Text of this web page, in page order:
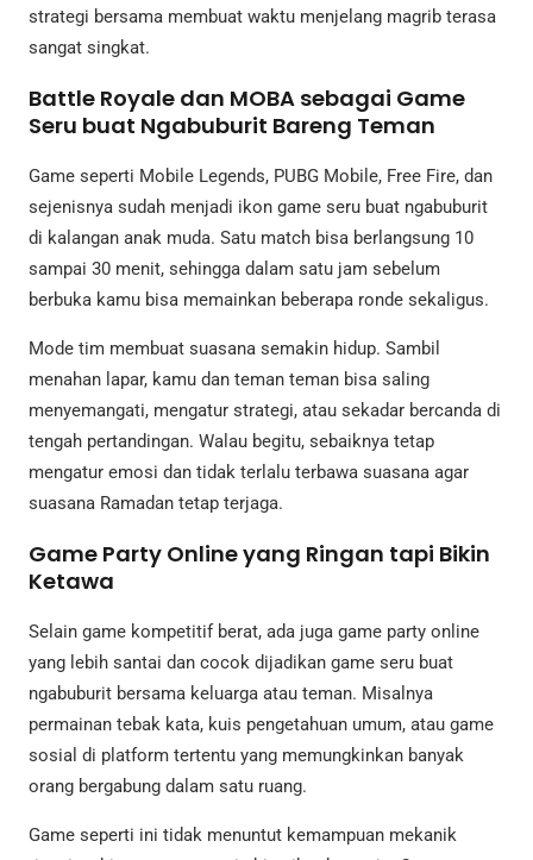
strategi bersama membuat waktu menjelang magrib terasa
sangat singkat.
Battle Royale dan MOBA sebagai Game
Seru buat Ngabuburit Bareng Teman
Game seperti Mobile Legends, PUBG Mobile, Free Fire, dan
sejenisnya sudah menjadi ikon game seru buat ngabuburit
di kalangan anak muda. Satu match bisa berlangsung 10
sampai 30 menit, sehingga dalam satu jam sebelum
berbuka kamu bisa memainkan beberapa ronde sekaligus.
Mode tim membuat suasana semakin hidup. Sambil
menahan lapar, kamu dan teman teman bisa saling
menyemangati, mengatur strategi, atau sekadar bercanda di
tengah pertandingan. Walau begitu, sebaiknya tetap
mengatur emosi dan tidak terlalu terbawa suasana agar
suasana Ramadan tetap terjaga.
Game Party Online yang Ringan tapi Bikin
Ketawa
Selain game kompetitif berat, ada juga game party online
yang lebih santai dan cocok dijadikan game seru buat
ngabuburit bersama keluarga atau teman. Misalnya
permainan tebak kata, kuis pengetahuan umum, atau game
sosial di platform tertentu yang memungkinkan banyak
orang bergabung dalam satu ruang.
Game seperti ini tidak menuntut kemampuan mekanik